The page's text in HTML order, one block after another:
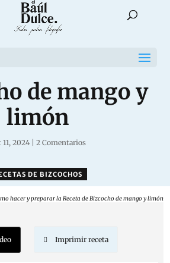
de mango y
limón
11, 2024| 2 Comentarios
DE BIZCOCHOS
hacer y preparar la Receta de Bizcocho de mango y limón
Imprimir receta